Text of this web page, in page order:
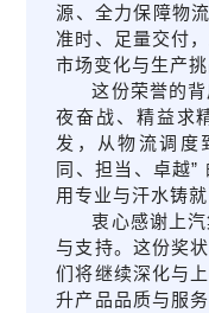
源、全力保障物
准时、足量交付
市场变化与生产挑
这份荣誉的
夜奋战、精益求
发，从物流调度
同、担当、卓越”
用专业与汗水铸
衷心感谢上
与支持。这份奖
们将继续深化与
升产品品质与服